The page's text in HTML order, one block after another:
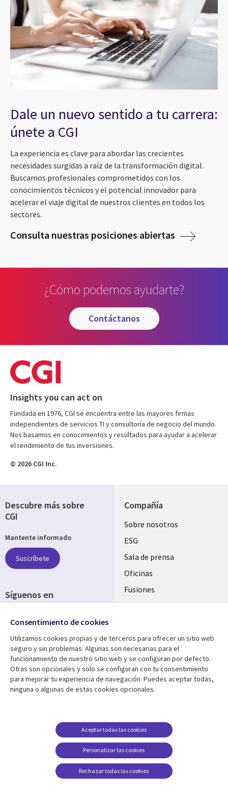
Dale un nuevo sentido a tu carrera:
únete a CGI
La experiencia es clave para abordar las crecientes
necesidades surgidas a raíz de la transformación digital.
Buscamos profesionales comprometidos con los
conocimientos técnicos y el potencial innovador para
acelerar el viaje digital de nuestros clientes en todos los
sectores.
Consulta nuestras posiciones abiertas
¿Cómo podemos ayudarte?
contáctanos
Insights you can act on
Fundada en 1976, CGI se encuentra entre las mayores firmas
independientes de servicios TI y consultoría de negocio del mundo.
Nos basamos en conocimientos y resultados para ayudar a acelerar
el rendimiento de tus inversiones.
© 2026 CGI Inc.
Compañía
Useful
links
SPAIN
Sobre nosotros
ESG
Sala de prensa
Oficinas
Fusiones
Inversores
Centro de Recursos
Library
Links
Artículos
Blogs
Casos de éxito
Puntos de vista
Ayuda
Legal
SPAIN
Aviso Legal
Política de Privacidad
Gestión de cookies
Descubre más sobre
CGI
Mantente informado
Suscríbete
Síguenos en
Media
SPAIN
Consentimiento de cookies
Utilizamos cookies propias y de terceros para ofrecer un sitio web
seguro y sin problemas. Algunas son necesarias para el
funcionamiento de nuestro sitio web y se configuran por defecto.
Otras son opcionales y solo se configuran con tu consentimiento
para mejorar tu experiencia de navegación. Puedes aceptar todas,
ninguna o algunas de estas cookies opcionales.
Personalizar las cookies
Aceptar todas las cookies
Rechazar todas las cookies